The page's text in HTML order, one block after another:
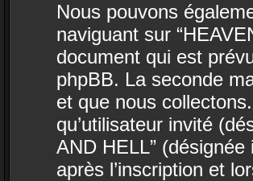
Nous pouvons
naviguant sur
document qui est
phpBB. La seconde
et que nous
qu’utilisateur invité
AND HELL”
après l’inscription et